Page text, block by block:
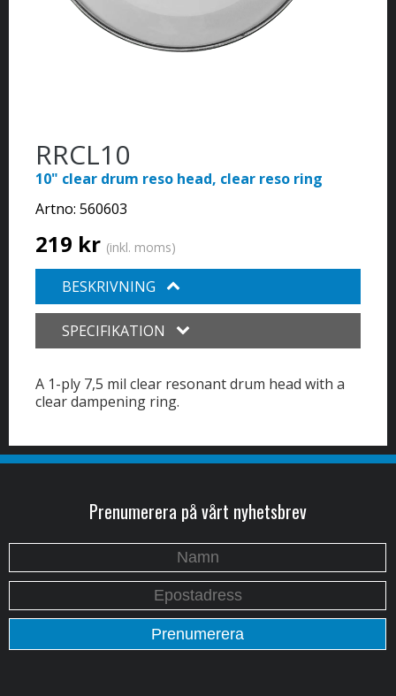
RRCL10
10" clear drum reso head, clear reso ring
Artno: 560603
219 kr (inkl. moms)
BESKRIVNING
SPECIFIKATION
A 1-ply 7,5 mil clear resonant drum head with a
clear dampening ring.
Prenumerera på vårt nyhetsbrev